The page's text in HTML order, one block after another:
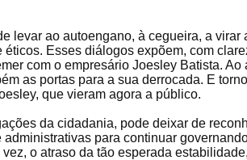
levar ao autoengano, à cegueira, a
Esses diálogos expõem, com
com o empresário Joesley Batista.
as portas para a sua derrocada. E
que vieram agora a público.
da cidadania, pode deixar de
para continuar
o atraso da tão esperada